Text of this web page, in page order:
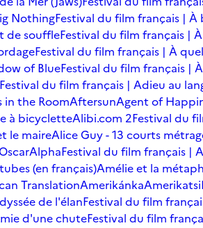
NothingFestival du film français |
de souffleFestival du film français |
Festival du film français | À
of BlueFestival du film français |
Festival du film français | Adieu au
in the RoomAftersunAgent of
à bicycletteAlibi.com 2Festival du
le maireAlice Guy - 13 courts
AlphaFestival du film français |
(en français)Amélie et la
TranslationAmerikánkaAmerikatsi
de l'élanFestival du film
d'une chuteFestival du film